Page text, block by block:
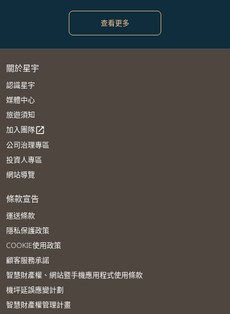
查看更多
關於星宇
認識星宇
媒體中心
旅遊須知
加入團隊open_in_new
公司治理專區
投資人專區
網站導覽
條款宣告
運送條款
隱私保護政策
COOKIE使用政策
顧客服務承諾
智慧財產權、網站暨手機應用程式使用條款
機坪延誤應變計劃
智慧財產權管理計畫